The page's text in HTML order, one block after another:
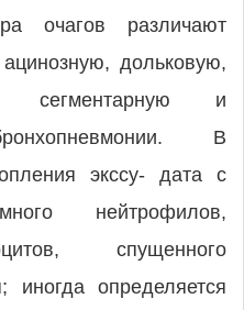
очагов различают
дольковую,
сегментарную и
В
экссу- дата с
нейтрофилов,
спущенного
иногда определяется